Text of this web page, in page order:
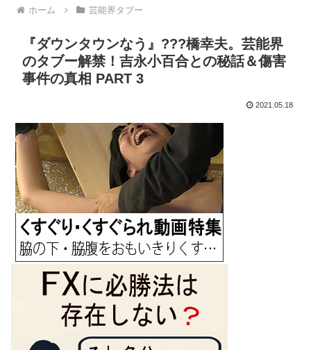
ホーム 芸能界タブー
『ダウンタウンなう』???橋幸夫。芸能界
のタブー解禁！吉永小百合との秘話＆傷害
事件の真相 PART 3
2021.05.18